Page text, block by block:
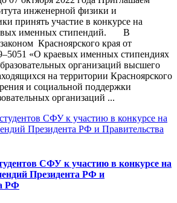
инженерной физики и
принять участие в конкурсе на
именных стипендий. В
Красноярского края от
«О краевых именных стипендиях
организаций высшего
на территории Красноярского
и социальной поддержки
организаций ...
СФУ к участию в конкурсе на
Президента РФ и
РФ